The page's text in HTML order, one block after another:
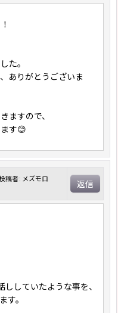
た。
ありがとうございま
ますので、
す😊
稿者: メズモロ
返信
していたような事を、
す。